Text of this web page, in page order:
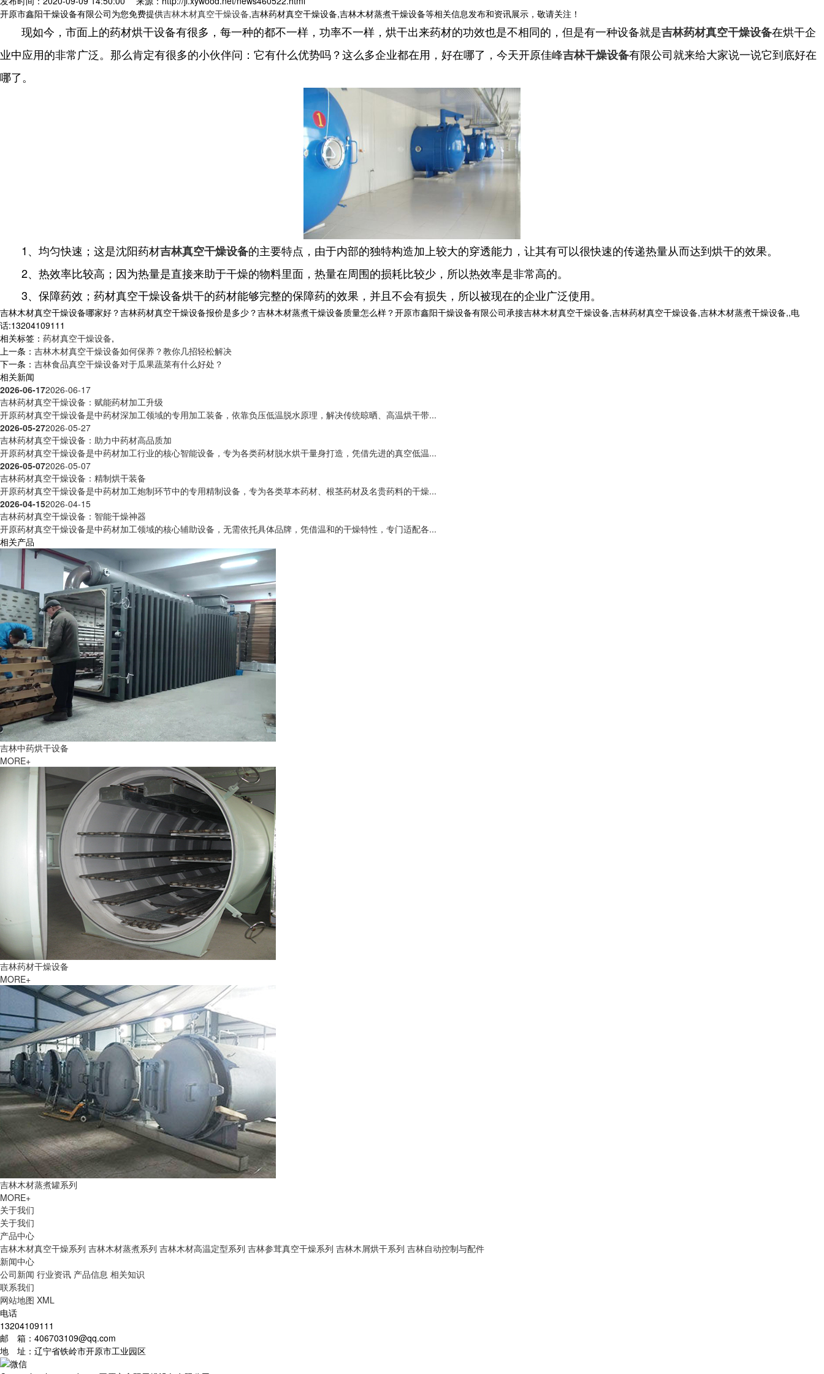
开原市鑫阳干燥设备有限公司为您免费提供吉林木材真空干燥设备,吉林药材真空干燥设备,吉林木材蒸煮干燥设备等相关信息发布和资讯展示，敬请关注！
现如今，市面上的药材烘干设备有很多，每一种的都不一样，功率不一样，烘干出来药材的功效也是不相同的，但是有一种设备就是吉林药材真空干燥设备在烘干企
业中应用的非常广泛。那么肯定有很多的小伙伴问：它有什么优势吗？这么多企业都在用，好在哪了，今天开原佳峰吉林干燥设备有限公司就来给大家说一说它到底好在
哪了。
1、均匀快速；这是沈阳药材吉林真空干燥设备的主要特点，由于内部的独特构造加上较大的穿透能力，让其有可以很快速的传递热量从而达到烘干的效果。
2、热效率比较高；因为热量是直接来助于干燥的物料里面，热量在周围的损耗比较少，所以热效率是非常高的。
3、保障药效；药材真空干燥设备烘干的药材能够完整的保障药的效果，并且不会有损失，所以被现在的企业广泛使用。
吉林木材真空干燥设备哪家好？吉林药材真空干燥设备报价是多少？吉林木材蒸煮干燥设备质量怎么样？开原市鑫阳干燥设备有限公司承接吉林木材真空干燥设备,吉林药材真空干燥设备,吉林木材蒸煮干燥设备,,电
话:13204109111
相关标签： 药材真空干燥设备,
上一条： 吉林木材真空干燥设备如何保养？教你几招轻松解决
下一条： 吉林食品真空干燥设备对于瓜果蔬菜有什么好处？
相关新闻
2026-06-172026-06-17
吉林药材真空干燥设备：赋能药材加工升级
开原药材真空干燥设备是中药材深加工领域的专用加工装备，依靠负压低温脱水原理，解决传统晾晒、高温烘干带...
2026-05-272026-05-27
吉林药材真空干燥设备：助力中药材高品质加
开原药材真空干燥设备是中药材加工行业的核心智能设备，专为各类药材脱水烘干量身打造，凭借先进的真空低温...
2026-05-072026-05-07
吉林药材真空干燥设备：精制烘干装备
开原药材真空干燥设备是中药材加工炮制环节中的专用精制设备，专为各类草本药材、根茎药材及名贵药料的干燥...
2026-04-152026-04-15
吉林药材真空干燥设备：智能干燥神器
开原药材真空干燥设备是中药材加工领域的核心辅助设备，无需依托具体品牌，凭借温和的干燥特性，专门适配各...
相关产品
吉林中药烘干设备
MORE+
吉林药材干燥设备
MORE+
吉林木材蒸煮罐系列
MORE+
关于我们
关于我们
产品中心
吉林木材真空干燥系列 吉林木材蒸煮系列 吉林木材高温定型系列 吉林参茸真空干燥系列 吉林木屑烘干系列 吉林自动控制与配件
新闻中心
公司新闻 行业资讯 产品信息 相关知识
联系我们
网站地图 XML
电话
13204109111
邮 箱：406703109@qq.com
地 址：辽宁省铁岭市开原市工业园区